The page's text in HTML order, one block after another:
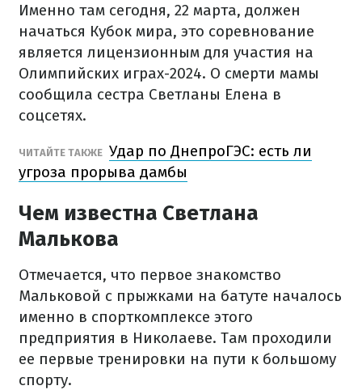
Именно там сегодня, 22 марта, должен
начаться Кубок мира, это соревнование
является лицензионным для участия на
Олимпийских играх-2024. О смерти мамы
сообщила сестра Светланы Елена в
соцсетях.
ЧИТАЙТЕ ТАКЖЕ Удар по ДнепроГЭС: есть ли
угроза прорыва дамбы
Чем известна Светлана
Малькова
Отмечается, что первое знакомство
Мальковой с прыжками на батуте началось
именно в спорткомплексе этого
предприятия в Николаеве. Там проходили
ее первые тренировки на пути к большому
спорту.